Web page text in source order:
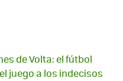
de Volta: el fútbol
juego a los indecisos